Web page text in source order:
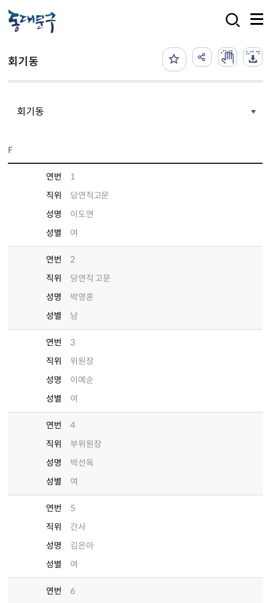
회기동
회기동
F
연번
1
직위
당연직고문
성명
이도연
성별
여
연번
2
직위
당연직 고문
성명
박영훈
성별
남
연번
3
직위
위원장
성명
이예순
성별
여
연번
4
직위
부위원장
성명
박선옥
성별
여
연번
5
직위
간사
성명
김은아
성별
여
연번
6